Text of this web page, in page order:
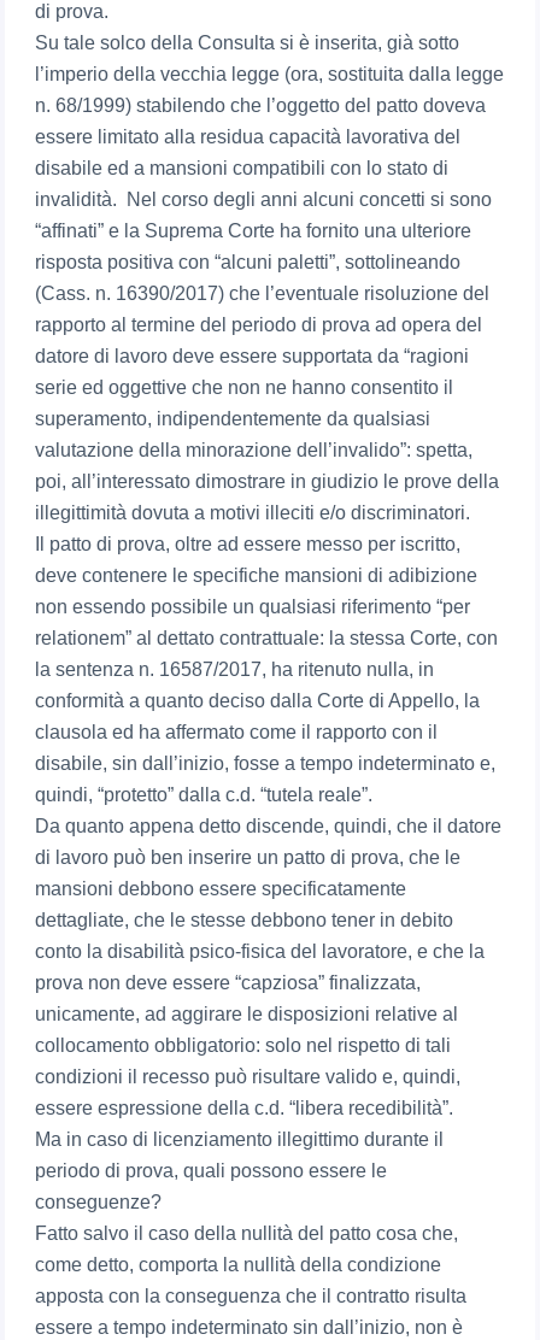
di prova.
Su tale solco della Consulta si è inserita, già sotto
l’imperio della vecchia legge (ora, sostituita dalla legge
n. 68/1999) stabilendo che l’oggetto del patto doveva
essere limitato alla residua capacità lavorativa del
disabile ed a mansioni compatibili con lo stato di
invalidità. Nel corso degli anni alcuni concetti si sono
“affinati” e la Suprema Corte ha fornito una ulteriore
risposta positiva con “alcuni paletti”, sottolineando
(Cass. n. 16390/2017) che l’eventuale risoluzione del
rapporto al termine del periodo di prova ad opera del
datore di lavoro deve essere supportata da “ragioni
serie ed oggettive che non ne hanno consentito il
superamento, indipendentemente da qualsiasi
valutazione della minorazione dell’invalido”: spetta,
poi, all’interessato dimostrare in giudizio le prove della
illegittimità dovuta a motivi illeciti e/o discriminatori.
Il patto di prova, oltre ad essere messo per iscritto,
deve contenere le specifiche mansioni di adibizione
non essendo possibile un qualsiasi riferimento “per
relationem” al dettato contrattuale: la stessa Corte, con
la sentenza n. 16587/2017, ha ritenuto nulla, in
conformità a quanto deciso dalla Corte di Appello, la
clausola ed ha affermato come il rapporto con il
disabile, sin dall’inizio, fosse a tempo indeterminato e,
quindi, “protetto” dalla c.d. “tutela reale”.
Da quanto appena detto discende, quindi, che il datore
di lavoro può ben inserire un patto di prova, che le
mansioni debbono essere specificatamente
dettagliate, che le stesse debbono tener in debito
conto la disabilità psico-fisica del lavoratore, e che la
prova non deve essere “capziosa” finalizzata,
unicamente, ad aggirare le disposizioni relative al
collocamento obbligatorio: solo nel rispetto di tali
condizioni il recesso può risultare valido e, quindi,
essere espressione della c.d. “libera recedibilità”.
Ma in caso di licenziamento illegittimo durante il
periodo di prova, quali possono essere le
conseguenze?
Fatto salvo il caso della nullità del patto cosa che,
come detto, comporta la nullità della condizione
apposta con la conseguenza che il contratto risulta
essere a tempo indeterminato sin dall’inizio, non è